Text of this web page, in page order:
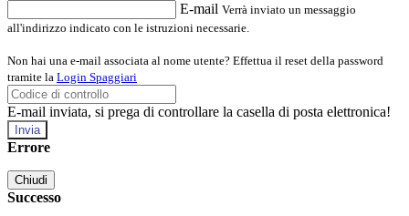
E-mail Verrà inviato un messaggio
all'indirizzo indicato con le istruzioni necessarie.
Non hai una e-mail associata al nome utente? Effettua il reset della password
tramite la Login Spaggiari
E-mail inviata, si prega di controllare la casella di posta elettronica!
Errore
Chiudi
Successo